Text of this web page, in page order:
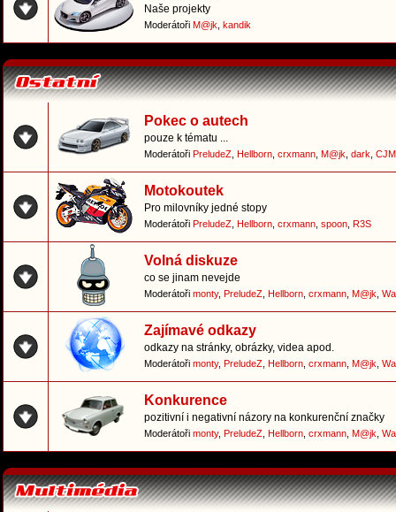
Naše projekty
Moderátoři M@jk kandik
Pokec o autech
pouze k tématu ...
Moderátoři PreludeZ Hellborn crxmann M@jk dark
Motokoutek
Pro milovníky jedné stopy
Moderátoři PreludeZ Hellborn crxmann spoon R3S
Volná diskuze
co se jinam nevejde
Moderátoři monty, PreludeZ Hellborn crxmann M@jk
Zajímavé odkazy
odkazy na stránky, obrázky, videa apod.
Moderátoři monty, PreludeZ Hellborn crxmann M@jk
Konkurence
pozitivní i negativní názory na konkurenční značky
Moderátoři monty, PreludeZ Hellborn crxmann M@jk